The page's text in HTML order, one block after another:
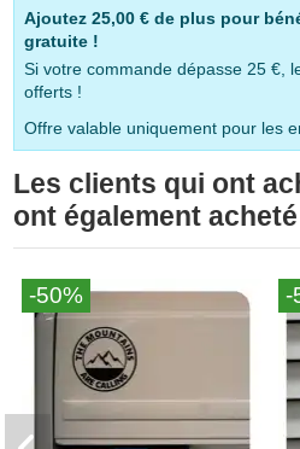
Ajoutez 25,00 €de plus pour
gratuite !
Si votre commande dépasse 25 €,
offerts !
Offre valable uniquement pour les
Les clients qui ont
ont également
-50% -